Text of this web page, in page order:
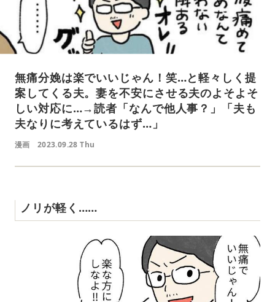
無痛分娩は楽でいいじゃん！笑…と軽々しく提
案してくる夫。妻を不安にさせる夫のよそよそ
しい対応に…→読者「なんで他人事？」「夫も
夫なりに考えているはず…」
漫画 2023.09.28 Thu
ノリが軽く……